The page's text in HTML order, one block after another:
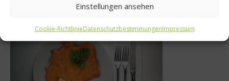
Einstellungen ansehen
Cookie-RichtlinieDatenschutzbestimmungenImpressum
Was isst Deutschland